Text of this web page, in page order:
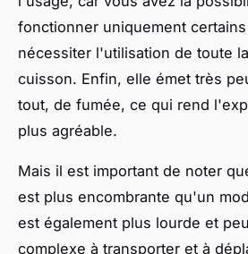
fonctionner uniquement
nécessiter l'utilisation de toute
cuisson. Enfin, elle émet très
tout, de fumée, ce qui rend
plus agréable.
Mais il est important de noter
est plus encombrante qu'un
est également plus lourde et
complexe à transporter et à